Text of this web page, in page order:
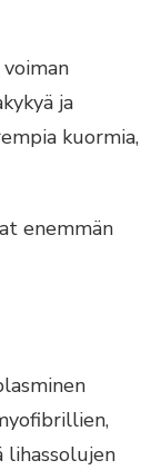
ja
kuormia,
enemmän
lihassolujen